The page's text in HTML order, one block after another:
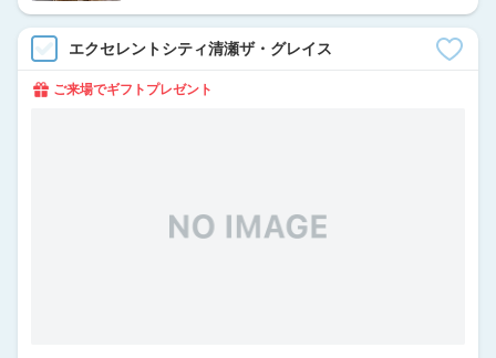
エクセレントシティ清瀬ザ・グレイス
ご来場でギフトプレゼント